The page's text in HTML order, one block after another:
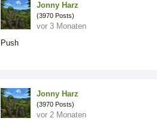
Jonny Harz
(3970 Posts)
vor 3 Monaten
Push
Jonny Harz
(3970 Posts)
vor 2 Monaten